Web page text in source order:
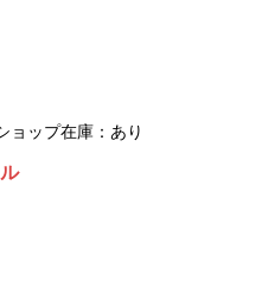
ョップ在庫：あり